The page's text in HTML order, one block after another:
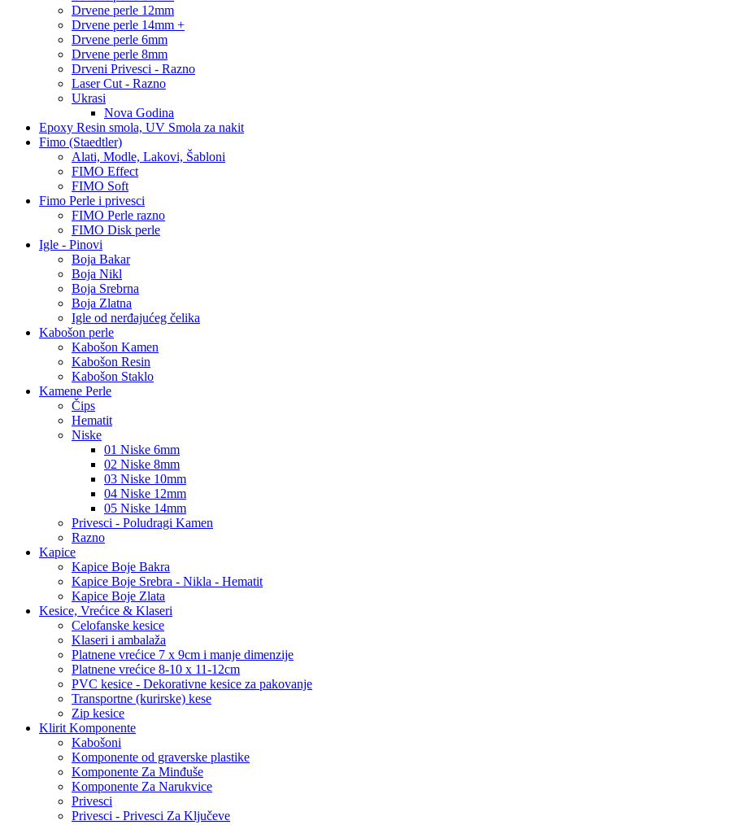
Drvene perle 12mm
Drvene perle 14mm +
Drvene perle 6mm
Drvene perle 8mm
Drveni Privesci - Razno
Laser Cut - Razno
Ukrasi
Nova Godina
Epoxy Resin smola, UV Smola za nakit
Fimo (Staedtler)
Alati, Modle, Lakovi, Šabloni
FIMO Effect
FIMO Soft
Fimo Perle i privesci
FIMO Perle razno
FIMO Disk perle
Igle - Pinovi
Boja Bakar
Boja Nikl
Boja Srebrna
Boja Zlatna
Igle od nerđajućeg čelika
Kabošon perle
Kabošon Kamen
Kabošon Resin
Kabošon Staklo
Kamene Perle
Čips
Hematit
Niske
01 Niske 6mm
02 Niske 8mm
03 Niske 10mm
04 Niske 12mm
05 Niske 14mm
Privesci - Poludragi Kamen
Razno
Kapice
Kapice Boje Bakra
Kapice Boje Srebra - Nikla - Hematit
Kapice Boje Zlata
Kesice, Vrećice & Klaseri
Celofanske kesice
Klaseri i ambalaža
Platnene vrećice 7 x 9cm i manje dimenzije
Platnene vrećice 8-10 x 11-12cm
PVC kesice - Dekorativne kesice za pakovanje
Transportne (kurirske) kese
Zip kesice
Klirit Komponente
Kabošoni
Komponente od graverske plastike
Komponente Za Minđuše
Komponente Za Narukvice
Privesci
Privesci - Privesci Za Ključeve